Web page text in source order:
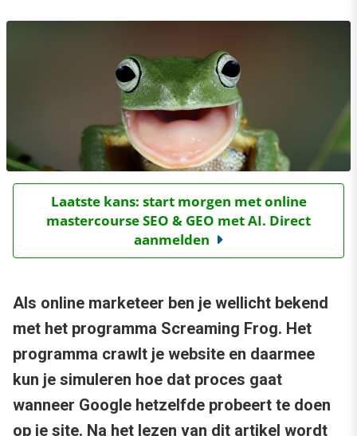
Laatste kans: start morgen met online
mastercourse SEO & GEO met AI. Direct
aanmelden
Als online marketeer ben je wellicht bekend
met het programma Screaming Frog. Het
programma crawlt je website en daarmee
kun je simuleren hoe dat proces gaat
wanneer Google hetzelfde probeert te doen
op je site. Na het lezen van dit artikel wordt